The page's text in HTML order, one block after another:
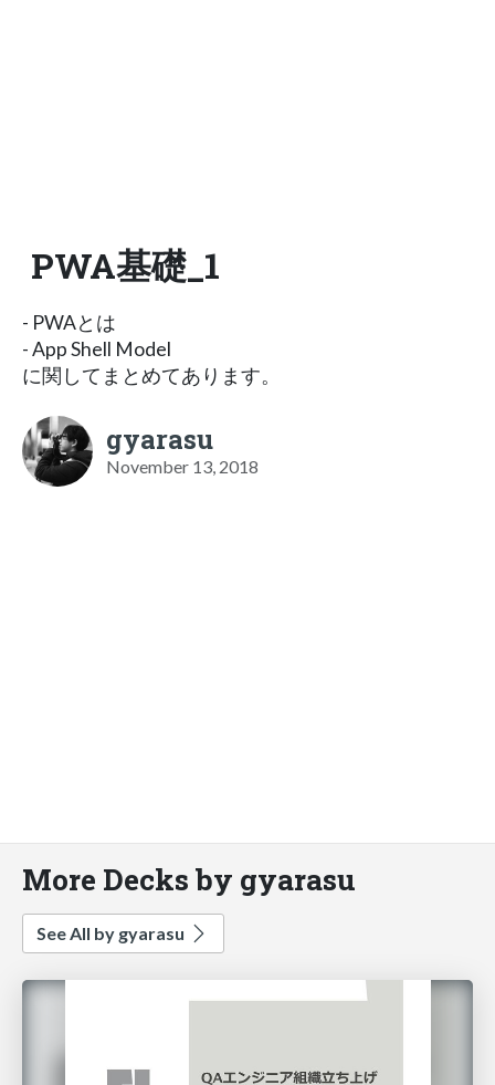
PWA基礎_1
- PWAとは
- App Shell Model
に関してまとめてあります。
gyarasu
November 13, 2018
More Decks by gyarasu
See All by gyarasu